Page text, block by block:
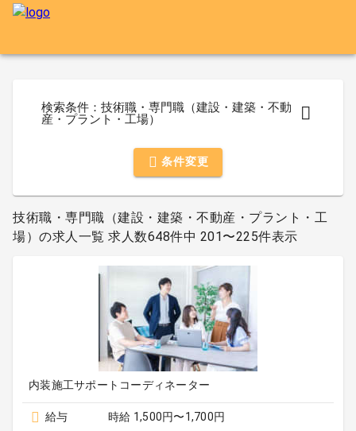
検索条件：技術職・専門職（建設・建築・不動
産・プラント・工場）
条件変更
技術職・専門職（建設・建築・不動産・プラント・工
場）の求人一覧 求人数648件中 201〜225件表示
内装施工サポートコーディネーター
給与
時給 1,500円〜1,700円